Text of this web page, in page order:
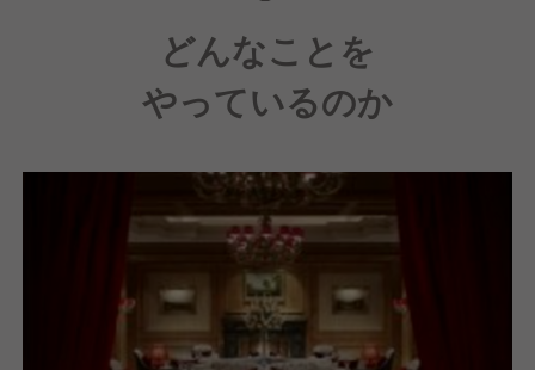
どんなことを
やっているのか